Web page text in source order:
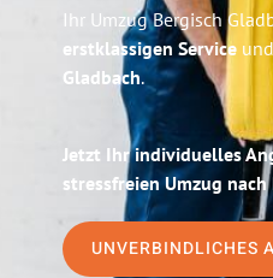
Ihr Umzug Bergisch
erstklassigen Service
Gladbach.
Jetzt Ihr individuelles
stressfreien Umzug nach
UNVERBINDLICHES